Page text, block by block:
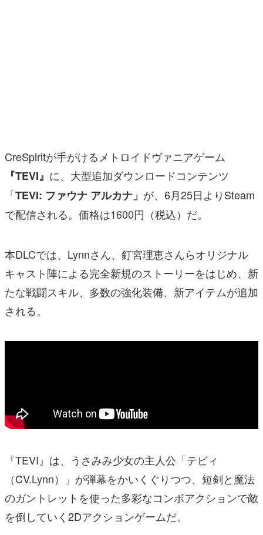
その他
電ファミニコゲーマーとは？
運営：株式会社マレ
CreSpiritが手がけるメトロイドヴァニアゲーム
『TEVI』 に、大型追加ダウンロードコンテンツ
「TEVI: ファウナ アルカナ」 が、6月25日よりSteam
で配信される。価格は1600円（税込）だ。
本DLCでは、Lynnさん、釘宮理恵さんらオリジナル
キャスト陣による完全新規のストーリーをはじめ、新
たな戦闘スキル、多数の強化装備、新アイテムが追加
される。
『TEVI』は、うさみみ少女の主人公「テビィ
（CV.Lynn）」が弾幕をかいくぐりつつ、短剣と魔法
のガントレットを使った多彩なコンボアクションで敵
を倒していく2Dアクションゲームだ。